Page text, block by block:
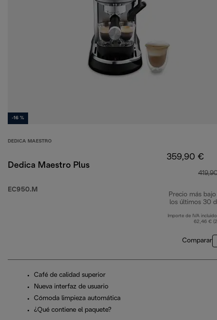
-16 %
DEDICA MAESTRO
Dedica Maestro Plus
EC950.M
359,90 €
Precio más bajo
los últimos 30
Importe de IVA
62,46 €
Comparar
Café de calidad superior
Nueva interfaz de usuario
Cómoda limpieza automática
¿Qué contiene el paquete?